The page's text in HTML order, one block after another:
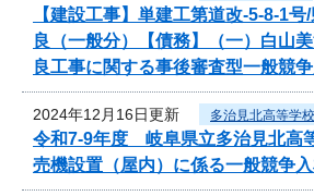
【建設工事】単建工第道改-5-8-1
良（一般分）【債務】（一）白
良工事に関する事後審査型一般競
2024年12月16日更新 多治見北高等学校
令和7‐9年度 岐阜県立多治見北高
売機設置（屋内）に係る一般競争